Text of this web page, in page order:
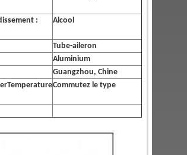
: Alcool
Tube-aileron
Aluminium
Guangzhou, Chine
Commutez le type